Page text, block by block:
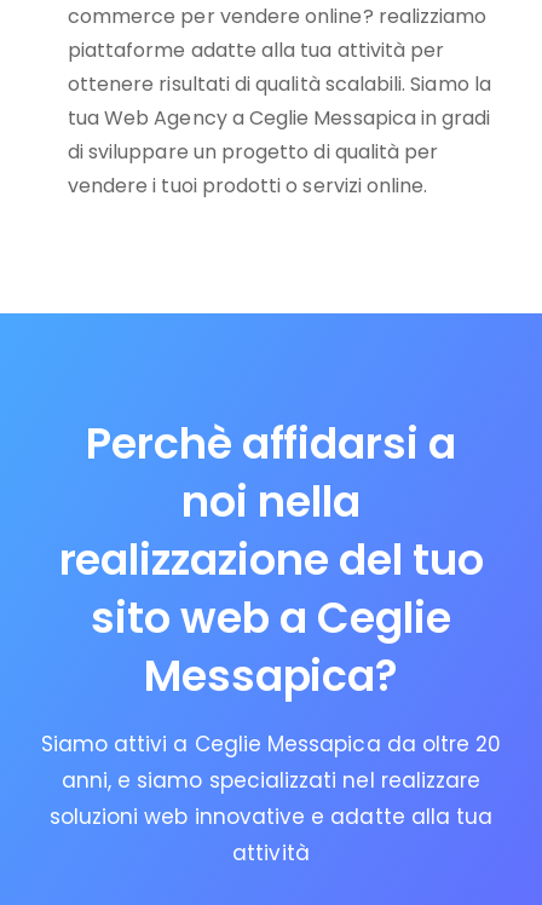
commerce per vendere online? realizziamo
piattaforme adatte alla tua attività per
ottenere risultati di qualità scalabili. Siamo la
tua Web Agency a Ceglie Messapica in gradi
di sviluppare un progetto di qualità per
vendere i tuoi prodotti o servizi online.
Perchè affidarsi a
noi nella
realizzazione del tuo
sito web a Ceglie
Messapica?
Siamo attivi a Ceglie Messapica da oltre 20
anni, e siamo specializzati nel realizzare
soluzioni web innovative e adatte alla tua
attività